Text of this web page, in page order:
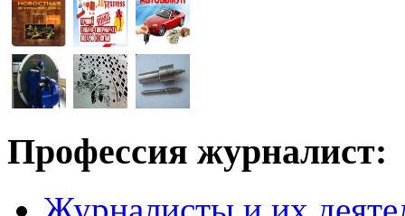
Профессия журналист: